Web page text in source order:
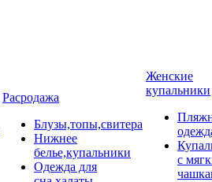
Расродажа
Блузы,топы,свитера
Нижнее
белье,купальники
Одежда для
Женские
купальники
с